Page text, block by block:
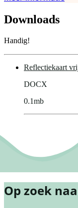
Downloads
Handig!
Reflectiekaart
DOCX
0.1mb
Op zoek